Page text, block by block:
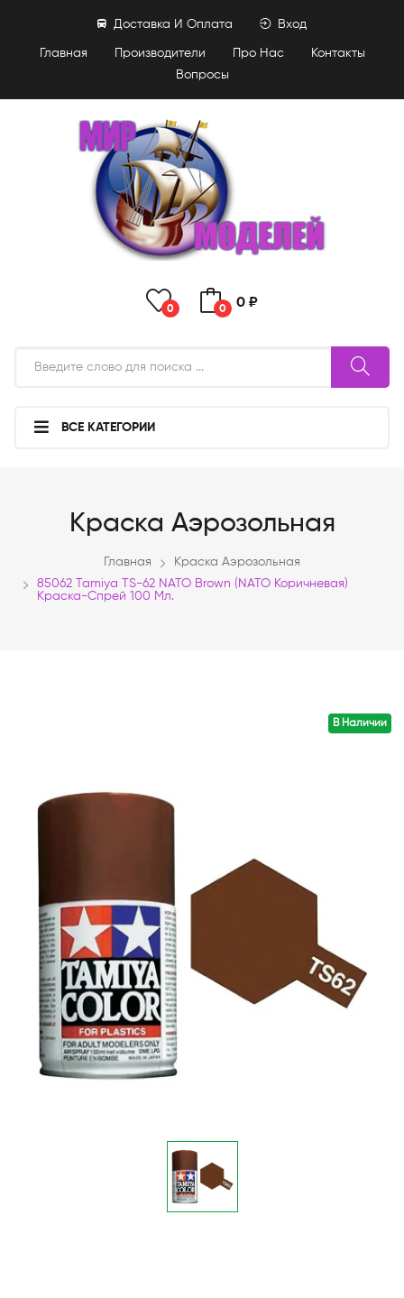
Главная Производители Про Нас
Контакты
Вопросы
Доставка И Оплата Вход
0 0 0 ₽
ВСЕ КАТЕГОРИИ
Краска Аэрозольная
Главная
Краска Аэрозольная
85062 Tamiya TS-62 NATO Brown (NATO Коричневая)
Краска-Спрей 100 Мл.
В Наличии